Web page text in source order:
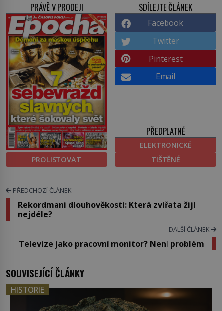
PRÁVĚ V PRODEJI
PROLISTOVAT
SDÍLEJTE ČLÁNEK
Facebook
Twitter
Pinterest
Email
PŘEDPLATNÉ
ELEKTRONICKÉ
TIŠTĚNÉ
PŘEDCHOZÍ ČLÁNEK
Rekordmani dlouhověkosti: Která zvířata žijí
nejdéle?
DALŠÍ ČLÁNEK
Televize jako pracovní monitor? Není problém
SOUVISEJÍCÍ ČLÁNKY
HISTORIE